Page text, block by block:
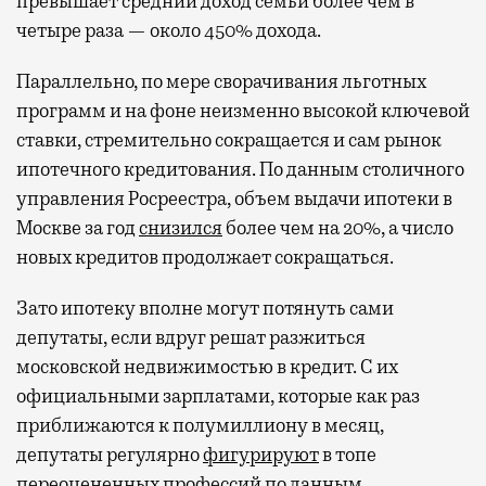
четыре раза — около 450% дохода.
Параллельно, по мере сворачивания льготных
программ и на фоне неизменно высокой ключевой
ставки, стремительно сокращается и сам рынок
ипотечного кредитования. По данным столичного
управления Росреестра, объем выдачи ипотеки в
Москве за годснизилсяболее чем на 20%, а число
новых кредитов продолжает сокращаться.
Зато ипотеку вполне могут потянуть сами
депутаты, если вдруг решат разжиться
московской недвижимостью в кредит. С их
официальными зарплатами, которые как раз
приближаются к полумиллиону в месяц,
депутаты регулярнофигурируютв топе